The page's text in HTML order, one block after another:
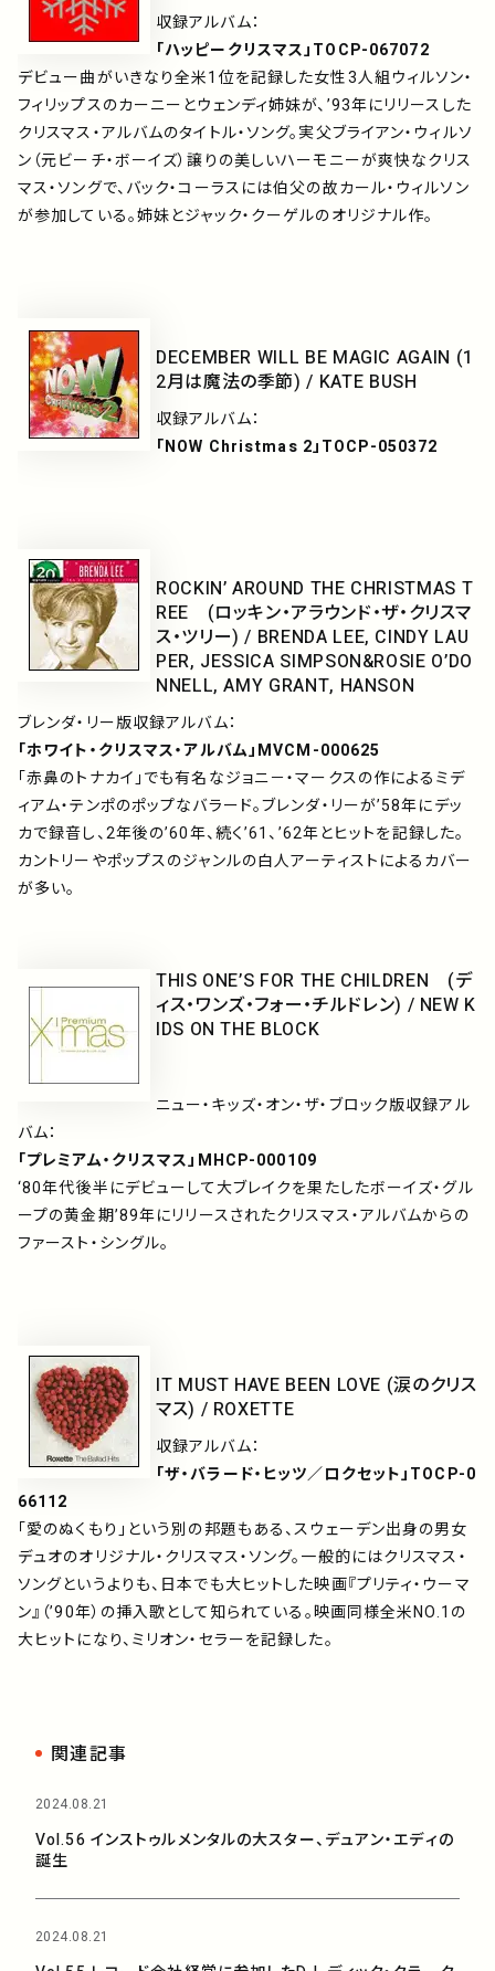
収録アルバム：
「ハッピークリスマス」TOCP-067072
デビュー曲がいきなり全米1位を記録した女性3人組ウィルソン・
フィリップスのカーニーとウェンディ姉妹が、’93年にリリースした
クリスマス・アルバムのタイトル・ソング。実父ブライアン・ウィルソ
ン（元ビーチ・ボーイズ）譲りの美しいハーモニーが爽快なクリス
マス・ソングで、バック・コーラスには伯父の故カール・ウィルソン
が参加している。姉妹とジャック・クーゲルのオリジナル作。
DECEMBER WILL BE MAGIC AGAIN (1
2月は魔法の季節) / KATE BUSH
収録アルバム：
「NOW Christmas 2」TOCP-050372
ROCKIN’ AROUND THE CHRISTMAS T
REE (ロッキン・アラウンド・ザ・クリスマ
ス・ツリー) / BRENDA LEE, CINDY LAU
PER, JESSICA SIMPSON&ROSIE O’DO
NNELL, AMY GRANT, HANSON
ブレンダ・リー版収録アルバム：
「ホワイト・クリスマス・アルバム」MVCM-000625
「赤鼻のトナカイ」でも有名なジョニ－・マークスの作によるミデ
ィアム・テンポのポップなバラード。ブレンダ・リーが’58年にデッ
カで録音し、2年後の’60年、続く’61、’62年とヒットを記録した。
カントリーやポップスのジャンルの白人アーティストによるカバー
が多い。
THIS ONE’S FOR THE CHILDREN (デ
ィス・ワンズ・フォー・チルドレン) / NEW K
IDS ON THE BLOCK
ニュー・キッズ・オン・ザ・ブロック版収録アル
バム：
「プレミアム・クリスマス」MHCP-000109
‘80年代後半にデビューして大ブレイクを果たしたボーイズ・グル
ープの黄金期’89年にリリースされたクリスマス・アルバムからの
ファースト・シングル。
IT MUST HAVE BEEN LOVE (涙のクリス
マス) / ROXETTE
収録アルバム：
「ザ・バラード・ヒッツ／ロクセット」TOCP-0
66112
「愛のぬくもり」という別の邦題もある、スウェーデン出身の男女
デュオのオリジナル・クリスマス・ソング。一般的にはクリスマス・
ソングというよりも、日本でも大ヒットした映画『プリティ・ウーマ
ン』（’90年）の挿入歌として知られている。映画同様全米NO.1の
大ヒットになり、ミリオン・セラーを記録した。
関連記事
2024.08.21
Vol.56 インストゥルメンタルの大スター、デュアン・エディの
誕生
2024.08.21